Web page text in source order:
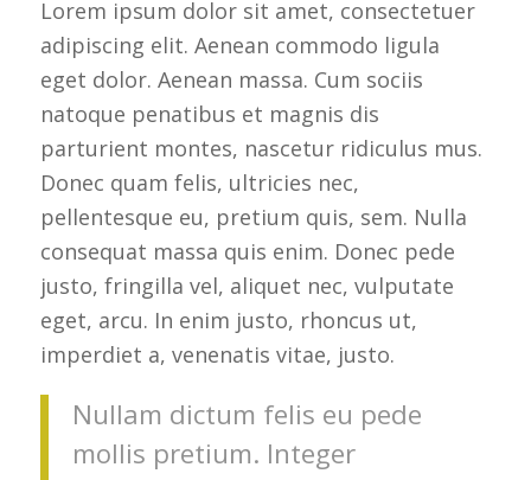
Lorem ipsum dolor sit amet, consectetuer
adipiscing elit. Aenean commodo ligula
eget dolor. Aenean massa. Cum sociis
natoque penatibus et magnis dis
parturient montes, nascetur ridiculus mus.
Donec quam felis, ultricies nec,
pellentesque eu, pretium quis, sem. Nulla
consequat massa quis enim. Donec pede
justo, fringilla vel, aliquet nec, vulputate
eget, arcu. In enim justo, rhoncus ut,
imperdiet a, venenatis vitae, justo.
Nullam dictum felis eu pede
mollis pretium. Integer